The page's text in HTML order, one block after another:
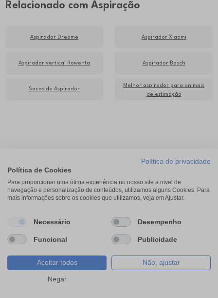
Relacionado com Aspiração
Aspirador Dreame Aspirador Xiaomi
Aspirador vertical Rowenta Aspirador Bosch
Sacos de Aspirador
Melhor aspirador para animais
de estimação
Segue-nos nas redes sociais
Lojas
Institucional
Política de privacidade
Política de Cookies
Para proporcionar uma ótima experiência no nosso site a nivel de
navegação e personalização de conteúdos, utilizamos alguns Cookies. Para
mais informações sobre os cookies que utilizamos, veja em Ajustar.
Necessário Desempenho
Funcional Publicidade
Aceitar todos Não, ajustar
Negar